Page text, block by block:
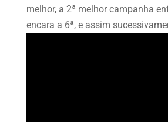
melhor, a 2ª melhor campanha
encara a 6ª, e assim